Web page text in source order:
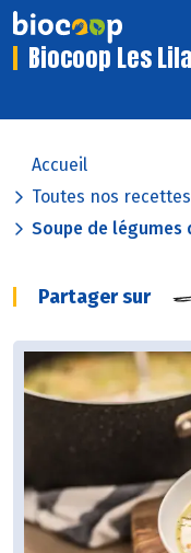
Biocoop Les
Accueil
Toutes nos recettes
Soupe de légumes
Partager sur